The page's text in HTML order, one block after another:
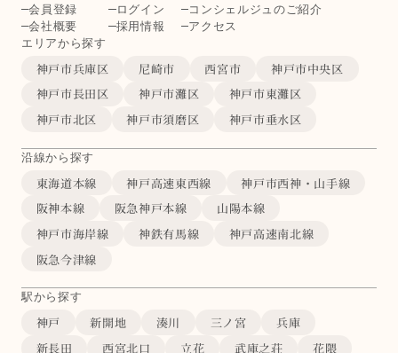
会員登録
ログイン
コンシェルジュのご紹介
会社概要
採用情報
アクセス
エリアから探す
神戸市兵庫区 尼崎市 西宮市
神戸市中央区
神戸市長田区
神戸市灘区
神戸市東灘区
神戸市北区
神戸市須磨区 神戸市垂水区
沿線から探す
東海道本線 神戸高速東西線
神戸市西神・山手線
阪神本線
阪急神戸本線
山陽本線
神戸市海岸線
神鉄有馬線
神戸高速南北線
阪急今津線
駅から探す
神戸 新開地 湊川 三ノ宮
兵庫
新長田
西宮北口 立花 武庫之荘 花隈